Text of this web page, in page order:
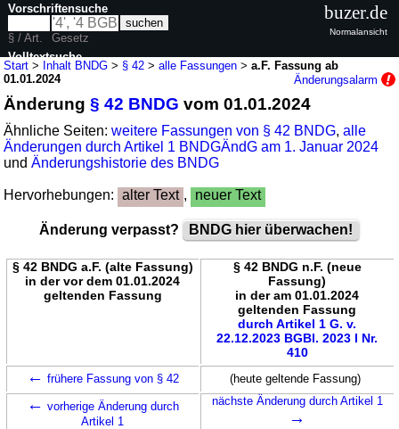
Start > Inhalt BNDG > § 42 >alle Fassungen >a.F. Fassung ab
01.01.2024
Änderungsalarm
Änderung§ 42 BNDG vom 01.01.2024
Ähnliche Seiten:weitere Fassungen von § 42 BNDG,alle
Änderungen durch Artikel 1 BNDGÄndG am 1. Januar 2024
undÄnderungshistorie des BNDG
Hervorhebungen: alter Text , neuer Text
Änderung verpasst? BNDG hier überwachen!
§ 42 BNDG a.F. (alte Fassung)
in der vor dem 01.01.2024
geltenden Fassung
§ 42 BNDG n.F. (neue
Fassung)
in der am 01.01.2024
geltenden Fassung
durch Artikel 1 G. v.
22.12.2023 BGBl. 2023 I Nr.
410
← frühere Fassung von § 42 (heute geltende Fassung)
← vorherige Änderung durch
Artikel 1
nächste Änderung durch Artikel 1
→
Vorschriftensuche
§ / Art.
Gesetz
Volltextsuche
buzer.de
Normalansicht